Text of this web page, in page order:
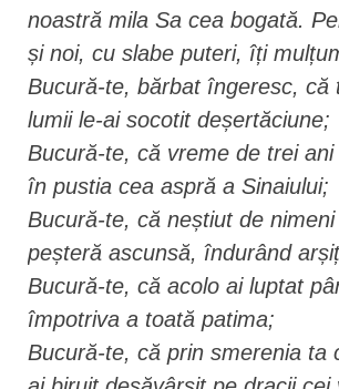
noastră mila Sa cea bogată.
și noi, cu slabe puteri, îți
Bucură-te, bărbat îngeresc, că
lumii le-ai socotit deșertăciune;
Bucură-te, că vreme de trei
în pustia cea aspră a Sinaiului;
Bucură-te, că neștiut de
peșteră ascunsă, îndurând
Bucură-te, că acolo ai luptat
împotriva a toată patima;
Bucură-te, că prin smerenia ta